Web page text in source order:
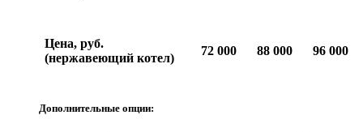
Цена, руб.
(нержавеющий котел)
72 000 88 000 96 000
Дополнительные опции: